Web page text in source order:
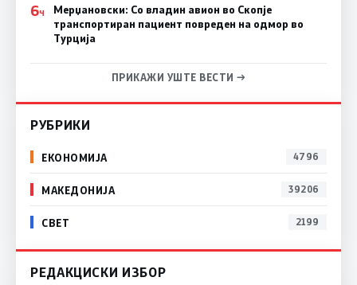
6Ч
Мерџановски: Со владин авион во Скопје
транспортиран пациент повреден на одмор во
Турција
ПРИКАЖИ УШТЕ ВЕСТИ →
РУБРИКИ
ЕКОНОМИЈА 4796
МАКЕДОНИЈА 39206
СВЕТ 2199
РЕДАКЦИСКИ ИЗБОР